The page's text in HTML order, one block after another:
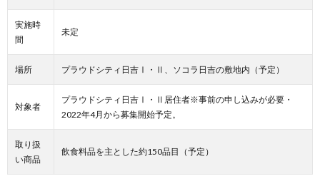
実施時
間
未定
場所 プラウドシティ日吉Ⅰ・Ⅱ、ソコラ日吉の敷地内（予定）
対象者
プラウドシティ日吉Ⅰ・Ⅱ居住者※事前の申し込みが必要・
2022年4月から募集開始予定。
取り扱
い商品
飲食料品を主とした約150品目（予定）